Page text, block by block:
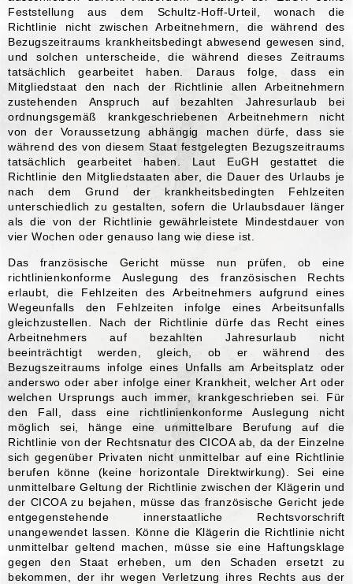
Feststellung aus dem Schultz-Hoff-Urteil, wonach die
Richtlinie nicht zwischen Arbeitnehmern, die während des
Bezugszeitraums krankheitsbedingt abwesend gewesen sind,
und solchen unterscheide, die während dieses Zeitraums
tatsächlich gearbeitet haben. Daraus folge, dass ein
Mitgliedstaat den nach der Richtlinie allen Arbeitnehmern
zustehenden Anspruch auf bezahlten Jahresurlaub bei
ordnungsgemäß krankgeschriebenen Arbeitnehmern nicht
von der Voraussetzung abhängig machen dürfe, dass sie
während des von diesem Staat festgelegten Bezugszeitraums
tatsächlich gearbeitet haben. Laut EuGH gestattet die
Richtlinie den Mitgliedstaaten aber, die Dauer des Urlaubs je
nach dem Grund der krankheitsbedingten Fehlzeiten
unterschiedlich zu gestalten, sofern die Urlaubsdauer länger
als die von der Richtlinie gewährleistete Mindestdauer von
vier Wochen oder genauso lang wie diese ist.
Das französische Gericht müsse nun prüfen, ob eine
richtlinienkonforme Auslegung des französischen Rechts
erlaubt, die Fehlzeiten des Arbeitnehmers aufgrund eines
Wegeunfalls den Fehlzeiten infolge eines Arbeitsunfalls
gleichzustellen. Nach der Richtlinie dürfe das Recht eines
Arbeitnehmers auf bezahlten Jahresurlaub nicht
beeinträchtigt werden, gleich, ob er während des
Bezugszeitraums infolge eines Unfalls am Arbeitsplatz oder
anderswo oder aber infolge einer Krankheit, welcher Art oder
welchen Ursprungs auch immer, krankgeschrieben sei. Für
den Fall, dass eine richtlinienkonforme Auslegung nicht
möglich sei, hänge eine unmittelbare Berufung auf die
Richtlinie von der Rechtsnatur des CICOA ab, da der Einzelne
sich gegenüber Privaten nicht unmittelbar auf eine Richtlinie
berufen könne (keine horizontale Direktwirkung). Sei eine
unmittelbare Geltung der Richtlinie zwischen der Klägerin und
der CICOA zu bejahen, müsse das französische Gericht jede
entgegenstehende innerstaatliche Rechtsvorschrift
unangewendet lassen. Könne die Klägerin die Richtlinie nicht
unmittelbar geltend machen, müsse sie eine Haftungsklage
gegen den Staat erheben, um den Schaden ersetzt zu
bekommen, der ihr wegen Verletzung ihres Rechts aus der